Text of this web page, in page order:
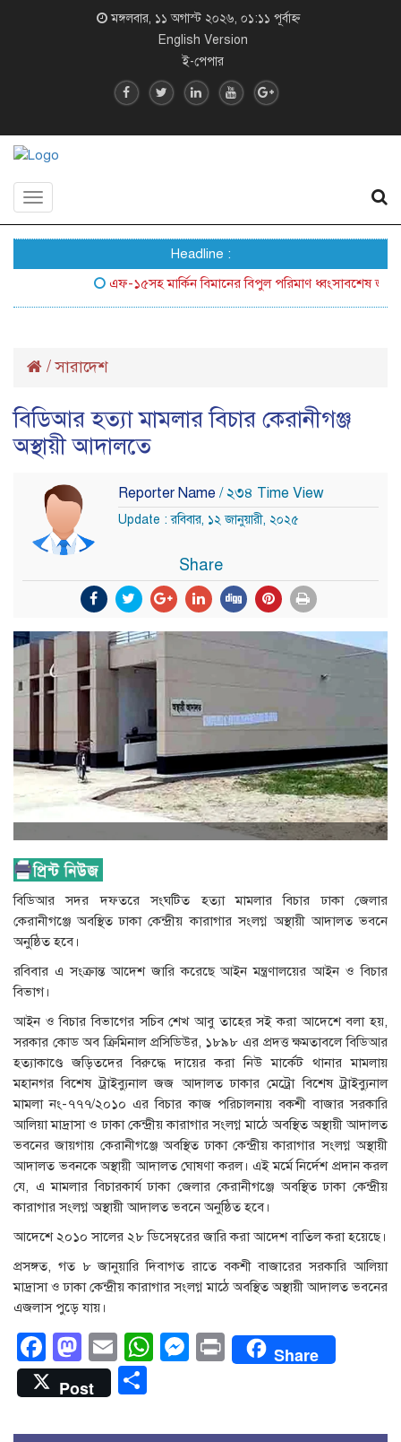
মঙ্গলবার, ১১ অগাস্ট ২০২৬, ০১:১১ পূর্বাহ্ন
English Version
ই-পেপার
Toggle
Headline :
এফ-১৫সহ মার্কিন বিমানের বিপুল পরিমাণ ধ্বংসাবশেষ জনসম্মুখে
/সারাদেশ
বিডিআর হত্যা মামলার বিচার কেরানীগঞ্জ
অস্থায়ী আদালতে
Reporter Name / ২৩৪ Time View
Update : রবিবার, ১২ জানুয়ারী, ২০২৫
Share
বিডিআর সদর দফতরে সংঘটিত হত্যা মামলার বিচার ঢাকা জেলার
কেরানীগঞ্জে অবস্থিত ঢাকা কেন্দ্রীয় কারাগার সংলগ্ন অস্থায়ী আদালত ভবনে
অনুষ্ঠিত হবে।
রবিবার এ সংক্রান্ত আদেশ জারি করেছে আইন মন্ত্রণালয়ের আইন ও বিচার
বিভাগ।
আইন ও বিচার বিভাগের সচিব শেখ আবু তাহের সই করা আদেশে বলা হয়,
সরকার কোড অব ক্রিমিনাল প্রসিডিউর, ১৮৯৮ এর প্রদত্ত ক্ষমতাবলে বিডিআর
হত্যাকাণ্ডে জড়িতদের বিরুদ্ধে দায়ের করা নিউ মার্কেট থানার মামলায়
মহানগর বিশেষ ট্রাইব্যুনাল জজ আদালত ঢাকার মেট্রো বিশেষ ট্রাইব্যুনাল
মামলা নং-৭৭৭/২০১০ এর বিচার কাজ পরিচালনায় বকশী বাজার সরকারি
আলিয়া মাদ্রাসা ও ঢাকা কেন্দ্রীয় কারাগার সংলগ্ন মাঠে অবস্থিত অস্থায়ী আদালত
ভবনের জায়গায় কেরানীগঞ্জে অবস্থিত ঢাকা কেন্দ্রীয় কারাগার সংলগ্ন অস্থায়ী
আদালত ভবনকে অস্থায়ী আদালত ঘোষণা করল। এই মর্মে নির্দেশ প্রদান করল
যে, এ মামলার বিচারকার্য ঢাকা জেলার কেরানীগঞ্জে অবস্থিত ঢাকা কেন্দ্রীয়
কারাগার সংলগ্ন অস্থায়ী আদালত ভবনে অনুষ্ঠিত হবে।
আদেশে ২০১০ সালের ২৮ ডিসেম্বরের জারি করা আদেশ বাতিল করা হয়েছে।
প্রসঙ্গত, গত ৮ জানুয়ারি দিবাগত রাতে বকশী বাজারের সরকারি আলিয়া
মাদ্রাসা ও ঢাকা কেন্দ্রীয় কারাগার সংলগ্ন মাঠে অবস্থিত অস্থায়ী আদালত ভবনের
এজলাস পুড়ে যায়।
Facebook
Mastodon
EmailWhatsApp
Messenger
PrintShare
Post